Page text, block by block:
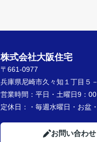
株式会社大阪住宅
〒661-0977
兵庫県尼崎市久々知１丁目５
営業時間： 平日・土曜日9：
定休日：
・毎週水曜日・お
お問い合わせ